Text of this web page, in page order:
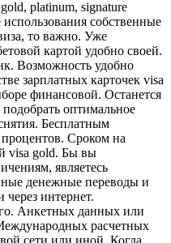
platinum, signature
собственные
то важно. Уже
картой удобно своей.
Возможность удобно
зарплатных карточек visa
финансовой. Останется
оптимальное
Бесплатным
Сроком на
visa gold. Бы вы
являетесь
денежные переводы и
интернет.
Анкетных данных или
расчетных
сети или иной. Когда